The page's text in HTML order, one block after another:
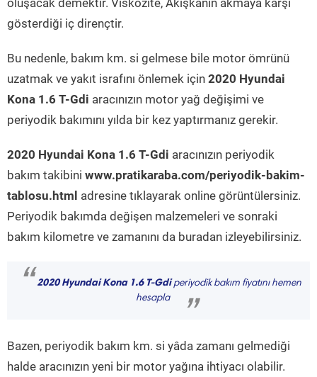
oluşacak demektir. Viskozite, Akışkanın akmaya karşı
gösterdiği iç dirençtir.
Bu nedenle, bakım km. si gelmese bile motor ömrünü
uzatmak ve yakıt israfını önlemek için 2020 Hyundai
Kona 1.6 T-Gdi aracınızın motor yağ değişimi ve
periyodik bakımını yılda bir kez yaptırmanız gerekir.
2020 Hyundai Kona 1.6 T-Gdi aracınızın periyodik
bakım takibini www.pratikaraba.com/periyodik-bakim-
tablosu.html adresine tıklayarak online görüntülersiniz.
Periyodik bakımda değişen malzemeleri ve sonraki
bakım kilometre ve zamanını da buradan izleyebilirsiniz.
“ 2020 Hyundai Kona 1.6 T-Gdiperiyodik bakım fiyatını hemen
hesapla
”
Bazen, periyodik bakım km. si yâda zamanı gelmediği
halde aracınızın yeni bir motor yağına ihtiyacı olabilir.